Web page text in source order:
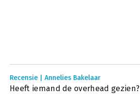
Recensie | Annelies Bakelaar
Heeft iemand de overhead gezien?